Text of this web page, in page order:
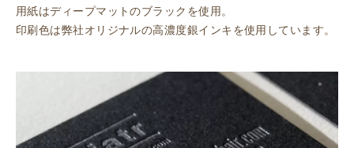
用紙はディープマットのブラックを使用。
印刷色は弊社オリジナルの高濃度銀インキを使用しています。